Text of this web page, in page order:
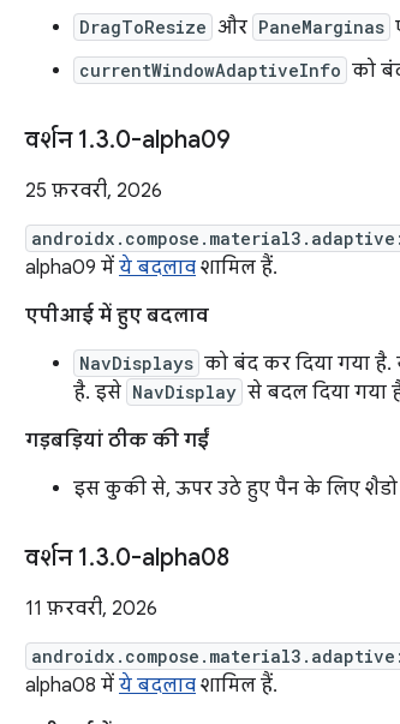
DragToResize और PaneMarginas
currentWindowAdaptiveInfo को
वर्शन 1.3.0-alpha09
25 फ़रवरी, 2026
alpha09 में ये बदलाव शामिल हैं.
एपीआई में हुए बदलाव
NavDisplays को बंद कर दिया गया है.
है. इसे NavDisplay से बदल दिया गया
गड़बड़ियां ठीक की गईं
इस कुकी से, ऊपर उठे हुए पैन के लिए शैडो
वर्शन 1.3.0-alpha08
11 फ़रवरी, 2026
alpha08 में ये बदलाव शामिल हैं.